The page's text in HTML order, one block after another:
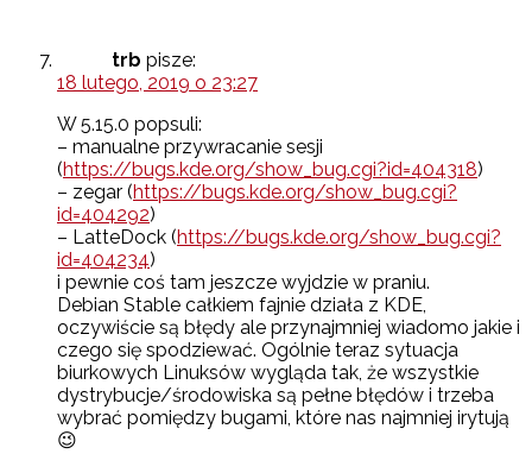
trb pisze:
18 lutego, 2019 o 23:27
W 5.15.0 popsuli:
– manualne przywracanie sesji
(https://bugs.kde.org/show_bug.cgi?id=404318)
– zegar (https://bugs.kde.org/show_bug.cgi?
id=404292)
– LatteDock (https://bugs.kde.org/show_bug.cgi?
id=404234)
i pewnie coś tam jeszcze wyjdzie w praniu.
Debian Stable całkiem fajnie działa z KDE,
oczywiście są błędy ale przynajmniej wiadomo jakie i
czego się spodziewać. Ogólnie teraz sytuacja
biurkowych Linuksów wygląda tak, że wszystkie
dystrybucje/środowiska są pełne błędów i trzeba
wybrać pomiędzy bugami, które nas najmniej irytują
😉